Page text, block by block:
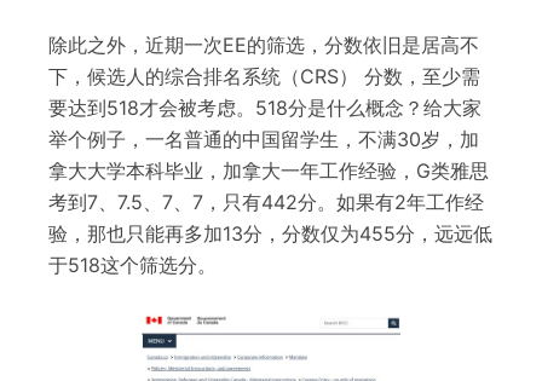
除此之外，近期一次EE的筛选，分数依旧是居高不
下，候选人的综合排名系统（CRS） 分数，至少需
要达到518才会被考虑。518分是什么概念？给大家
举个例子，一名普通的中国留学生，不满30岁，加
拿大大学本科毕业，加拿大一年工作经验，G类雅思
考到7、7.5、7、7，只有442分。如果有2年工作经
验，那也只能再多加13分，分数仅为455分，远远低
于518这个筛选分。